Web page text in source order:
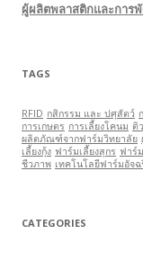
ผู้ผลิตพลาสติกและการ
TAGS
RFID กสิกรรม และ ปศุสัตว์
การเกษตร การเลี้ยงโคนม ติ
ผลิตภัณฑ์จากฟาร์มวิทยาลัย
เลี้ยงกุ้ง ฟาร์มเลี้ยงสุกร ฟาร์
ชีวภาพ เทคโนโลยีฟาร์มอัจฉ
CATEGORIES